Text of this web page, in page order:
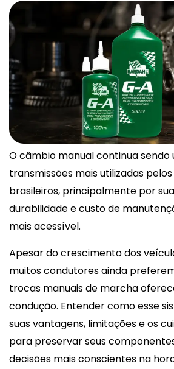
O câmbio manual continua sendo
transmissões mais utilizadas
brasileiros, principalmente por
durabilidade e custo de
mais acessível.
Apesar do crescimento dos
muitos condutores ainda
trocas manuais de marcha
condução. Entender como esse
suas vantagens, limitações e os
para preservar seus
decisões mais conscientes na